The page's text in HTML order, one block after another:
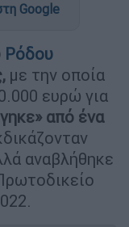
Google
Ρόδου
με την οποία
ευρώ για
από ένα
αναβλήθηκε